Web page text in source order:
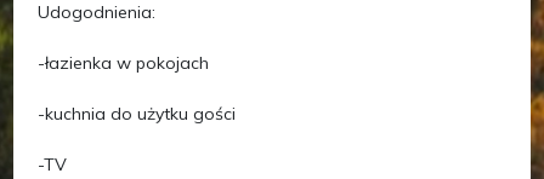
Udogodnienia:
-łazienka w pokojach
-kuchnia do użytku gości
-TV